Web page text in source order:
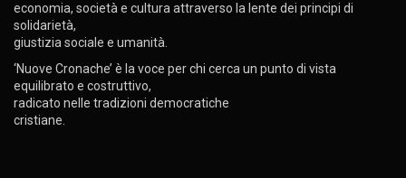
economia, società e cultura attraverso la lente dei principi di
solidarietà,
giustizia sociale e umanità.
‘Nuove Cronache’ è la voce per chi cerca un punto di vista
equilibrato e costruttivo,
radicato nelle tradizioni democratiche
cristiane.